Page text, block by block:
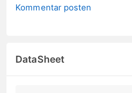
Kommentar posten
DataSheet